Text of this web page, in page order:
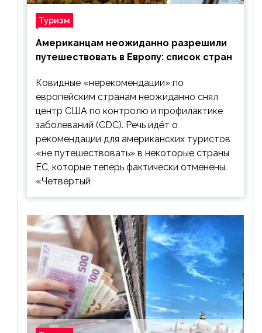
Туризм
Американцам неожиданно разрешили
путешествовать в Европу: список стран
Ковидные «нерекомендации» по
европейским странам неожиданно снял
центр США по контролю и профилактике
заболеваний (CDC). Речь идёт о
рекомендации для американских туристов
«не путешествовать» в некоторые страны
ЕС, которые теперь фактически отменены.
«Четвертый